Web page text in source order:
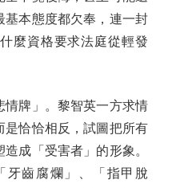
基本態度都欠奉，連一封
麼資格要求法庭從輕發
牌」。黎智英一方求情
是恰恰相反，試圖把所有
成「受害者」的形象。
牙齒腐爛」、「指甲脫